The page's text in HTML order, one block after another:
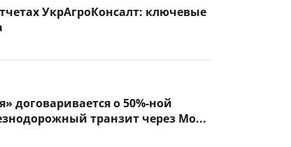
УкрАгроКонсалт: ключевые
договаривается о 50%-ной
транзит через Мо...